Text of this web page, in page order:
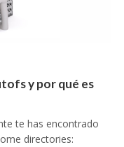
y por qué es
te has encontrado
directories: